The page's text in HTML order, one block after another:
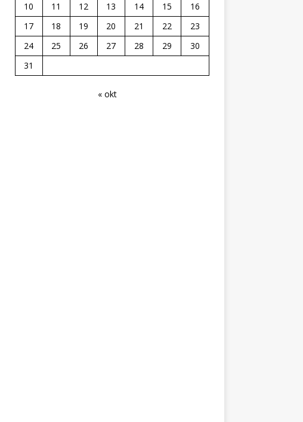
10
11 12 13 14 15
16
17
18 19 20 21 22
23
24
25 26 27 28 29
30
31
« okt